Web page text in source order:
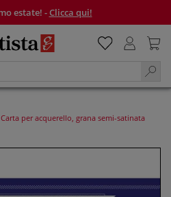
estate! -Clicca qui!
per acquerello, grana semi-satinata